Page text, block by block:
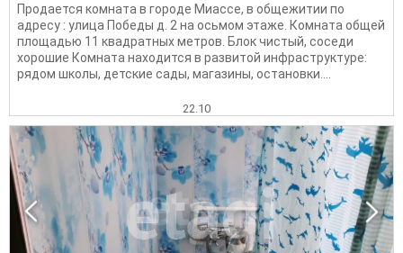
Продается комната в городе Миассе, в общежитии по
адресу : улица Победы д. 2 на осьмом этаже. Комната общей
площадью 11 квадратных метров. Блок чистый, соседи
хорошие Комната находится в развитой инфраструктуре:
рядом школы, детские сады, магазины, остановки....
22.10